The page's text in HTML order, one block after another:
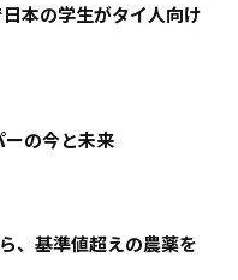
本の学生がタイ人向け
の今と未来
、基準値超えの農薬を